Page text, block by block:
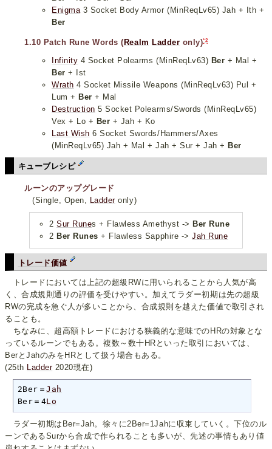
Enigma3 Socket Body Armor (MinReqLv65) Jah + Ith +
Ber
1.10 Patch Rune Words ( Realm Ladder only)*2
Infinity 4 Socket Polearms (MinReqLv63) Ber + Mal +
Ber + Ist
Wrath 4 Socket Missile Weapons (MinReqLv63) Pul +
Lum + Ber + Mal
Destruction 5 Socket Polearms/Swords (MinReqLv65)
Vex + Lo + Ber + Jah + Ko
Last Wish 6 Socket Swords/Hammers/Axes
(MinReqLv65) Jah + Mal + Jah + Sur + Jah + Ber
キューブレシピ
ルーンのアップグレード
(Single, Open, Ladderonly)
2Sur Runes + Flawless Amethyst -> Ber Rune
2 Ber Runes + Flawless Sapphire ->Jah Rune
トレード価値
トレードにおいては上記の超級RWに用いられることから人気が高
く、合成規則通りの評価を受けやすい。加えてラダー初期は先の超級
RWの完成を急ぐ人が多いことから、合成規則を越えた価値で取引され
ることも。
ちなみに、超高額トレードにおける狭義的な意味でのHRの対象とな
っているルーンでもある。複数～数十HRといった取引においては、
BerとJahのみをHRとして扱う場合もある。
(25th Ladder2020現在)
2Ber＝Jah
Ber＝4Lo
ラダー初期はBer=Jah。徐々に2Ber=1Jahに収束していく。下位のル
ーンであるSurから合成で作られることも多いが、先述の事情もあり値